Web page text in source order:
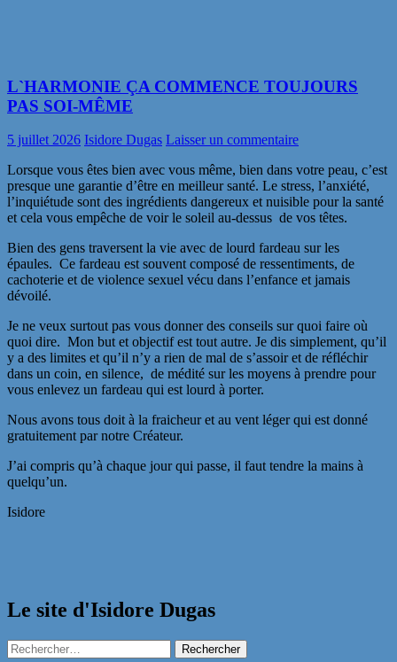
L`HARMONIE ÇA COMMENCE TOUJOURS
PAS SOI-MÊME
5 juillet 2026 Isidore Dugas Laisser un commentaire
Lorsque vous êtes bien avec vous même, bien dans votre peau, c’est
presque une garantie d’être en meilleur santé. Le stress, l’anxiété,
l’inquiétude sont des ingrédients dangereux et nuisible pour la santé
et cela vous empêche de voir le soleil au-dessus de vos têtes.
Bien des gens traversent la vie avec de lourd fardeau sur les
épaules. Ce fardeau est souvent composé de ressentiments, de
cachoterie et de violence sexuel vécu dans l’enfance et jamais
dévoilé.
Je ne veux surtout pas vous donner des conseils sur quoi faire où
quoi dire. Mon but et objectif est tout autre. Je dis simplement, qu’il
y a des limites et qu’il n’y a rien de mal de s’assoir et de réfléchir
dans un coin, en silence, de médité sur les moyens à prendre pour
vous enlevez un fardeau qui est lourd à porter.
Nous avons tous doit à la fraicheur et au vent léger qui est donné
gratuitement par notre Créateur.
J’ai compris qu’à chaque jour qui passe, il faut tendre la mains à
quelqu’un.
Isidore
Le site d'Isidore Dugas
Rechercher :